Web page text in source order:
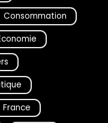
Consommation
France